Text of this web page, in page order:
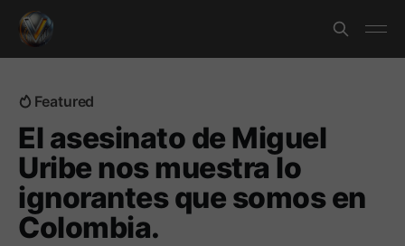
Featured
El asesinato de Miguel
Uribe nos muestra lo
ignorantes que somos en
Colombia.